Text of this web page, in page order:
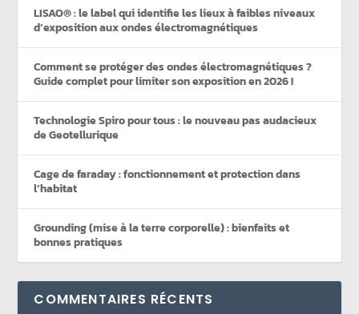
LISAO® : le label qui identifie les lieux à faibles niveaux
d’exposition aux ondes électromagnétiques
Comment se protéger des ondes électromagnétiques ?
Guide complet pour limiter son exposition en 2026 !
Technologie Spiro pour tous : le nouveau pas audacieux
de Geotellurique
Cage de faraday : fonctionnement et protection dans
l’habitat
Grounding (mise à la terre corporelle) : bienfaits et
bonnes pratiques
COMMENTAIRES RÉCENTS